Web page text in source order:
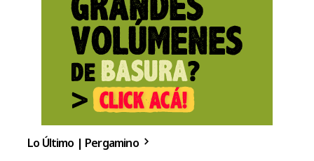
Lo Último | Pergamino